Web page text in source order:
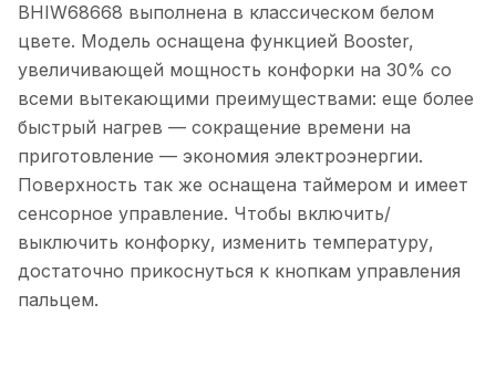
BHIW68668 выполнена в классическом белом
цвете. Модель оснащена функцией Booster,
увеличивающей мощность конфорки на 30% со
всеми вытекающими преимуществами: еще более
быстрый нагрев — сокращение времени на
приготовление — экономия электроэнергии.
Поверхность так же оснащена таймером и имеет
сенсорное управление. Чтобы включить/
выключить конфорку, изменить температуру,
достаточно прикоснуться к кнопкам управления
пальцем.